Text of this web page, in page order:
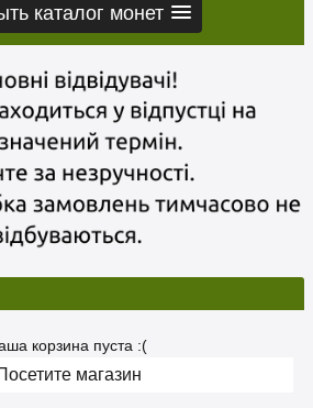
каталог монет
корзина пуста :(
магазин